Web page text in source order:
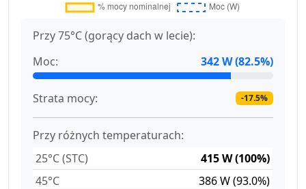
Przy 75°C (gorący dach w lecie):
Moc:
342 W (82.5%)
Strata mocy: -17.5%
Przy różnych temperaturach:
25°C (STC)
415 W (100%)
45°C
386 W (93.0%)